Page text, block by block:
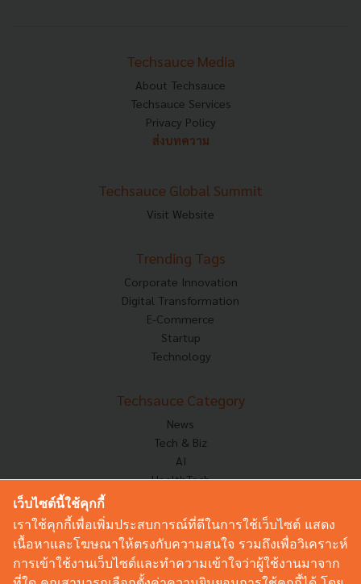
Techsauce Media
About Techsauce
Techsauce Services
Privacy Policy
ส่งบทความ
Techsauce Global Summit
Visit Website
Trending Tags
Corporate Innovation
Digital Transformation
E-Commerce
Startup
Technology
Techsauce Category
News
Tech & Biz
AI
HealthTech
Corp Innov
Saucy Thoughts
Based On
Sustainable
เว็บไซต์นี้ใช้คุกกี้
เราใช้คุกกี้เพื่อเพิ่มประสบการณ์ที่ดีในการใช้เว็บไซต์ แสดง
เนื้อหาและโฆษณาให้ตรงกับความสนใจ รวมถึงเพื่อวิเคราะห์
การเข้าใช้งานเว็บไซต์และทำความเข้าใจว่าผู้ใช้งานมาจาก